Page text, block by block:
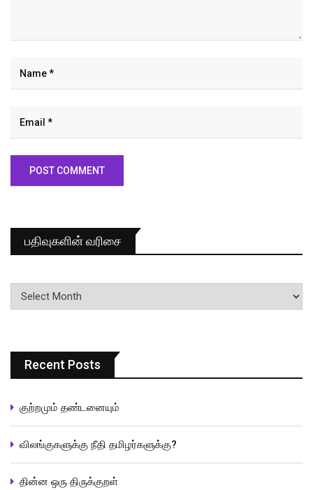
பதிவுகளின் வரிசை
பதிவுகளின்
வரிசை
Recent Posts
குற்றமும் தண்டனையும்
விலங்குகளுக்கு நீதி தமிழர்களுக்கு?
தின்ன ஒரு திருக்குறள்